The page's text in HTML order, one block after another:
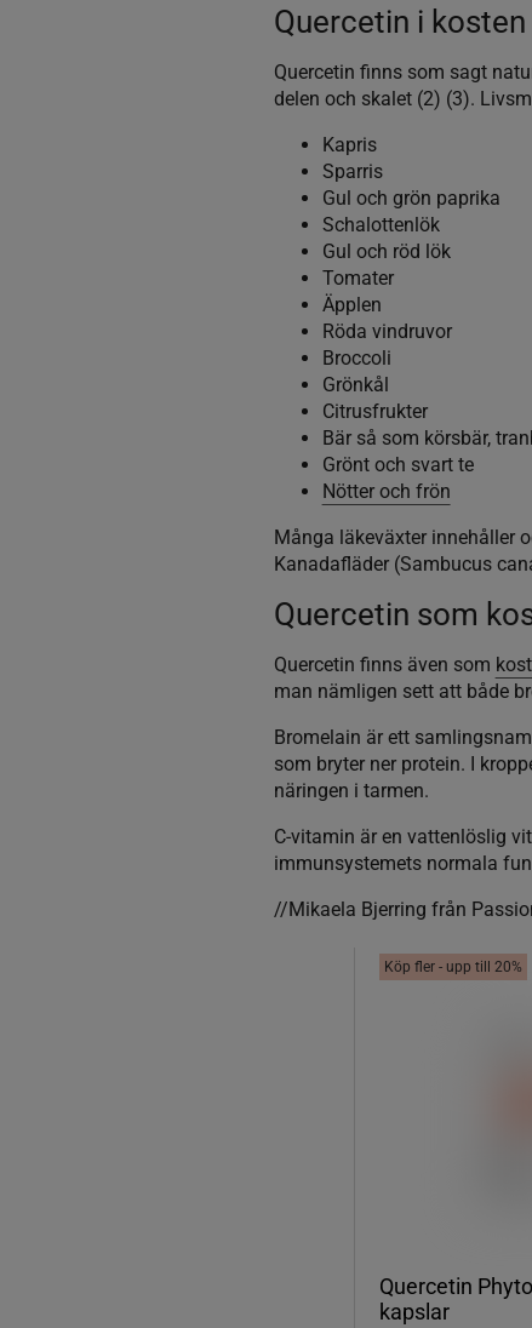
Quercetin i kosten
Quercetin finns som sagt
delen och skalet (2) (3).
Kapris
Sparris
Gul och grön paprika
Schalottenlök
Gul och röd lök
Tomater
Äpplen
Röda vindruvor
Broccoli
Grönkål
Citrusfrukter
Bär så som körsbär,
Grönt och svart te
Nötter och frön
Många läkeväxter innehåller
Kanadafläder (Sambucus
Quercetin som
Quercetin finns även som
man nämligen sett att både
Bromelain är ett
som bryter ner protein. I
näringen i tarmen.
C-vitamin är en vattenlöslig
immunsystemets normala
//Mikaela Bjerring från
Köp fler - upp till 20%
Quercetin
kapslar